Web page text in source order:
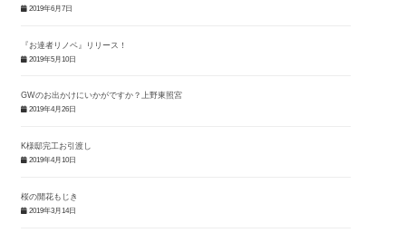
2019年6月7日
『お達者リノベ』リリース！
2019年5月10日
GWのお出かけにいかがですか？上野東照宮
2019年4月26日
K様邸完工お引渡し
2019年4月10日
桜の開花もじき
2019年3月14日